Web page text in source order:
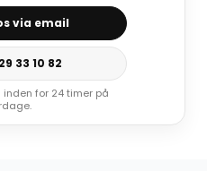
via email
33 10 82
for 24 timer på